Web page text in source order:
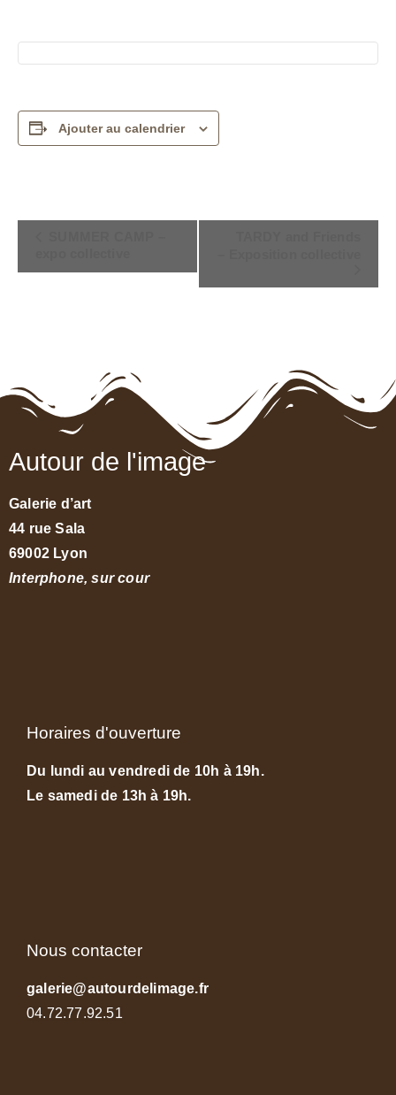
Ajouter au calendrier
Évènement
Autour de l'image
Galerie d’art
44 rue Sala
69002 Lyon
Interphone, sur cour
Horaires d'ouverture
Du lundi au vendredi de 10h à 19h.
Le samedi de 13h à 19h.
Nous contacter
galerie@autourdelimage.fr
04.72.77.92.51